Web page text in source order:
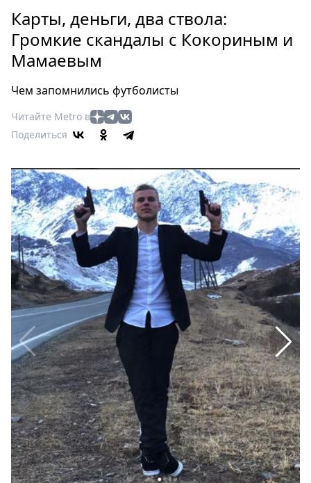
Россия
Мир
Здоровье
Туризм
Мода
Театр
Афиша
Книги
Выставки
Пресс-
релизы
О
Metro
Стримы
Спецпроекты
Звезды
Выборы
2026
Скачай
Metro
Карты, деньги, два ствола:
Громкие скандалы с Кокориным и
Мамаевым
Чем запомнились футболисты
Читайте Metro в
Поделиться